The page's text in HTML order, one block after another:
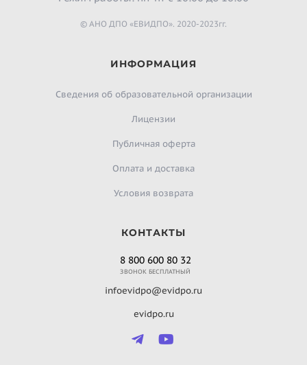
© АНО ДПО «ЕВИДПО». 2020-2023гг.
ИНФОРМАЦИЯ
Сведения об образовательной организации
Лицензии
Публичная оферта
Оплата и доставка
Условия возврата
КОНТАКТЫ
8 800 600 80 32
ЗВОНОК БЕСПЛАТНЫЙ
infoevidpo@evidpo.ru
evidpo.ru